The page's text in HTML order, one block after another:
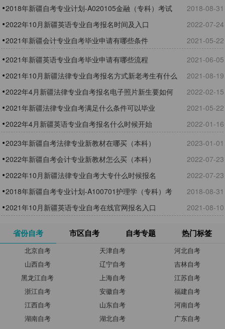
课程
2018年新疆自考专业计划-A020105金融（专科）考试
课程
2018-08-31
2022年10月新疆英语专业自考报名时间及入口
2022-07-24
2021年新疆会计专业自考毕业申请有哪些条件
2021-05-22
2021年新疆英语专业自考毕业申请有哪些流程
2021-06-05
2021年10月新疆法律专业自考报名方式新老考生有什么
区别吗
2021-08-19
2022年4月新疆法律专业自考报名电子照片新生要如何
上传
2022-02-15
2021年新疆法律专业自考满足什么条件可以毕业
2021-05-22
2022年4月新疆英语专业自考报名什么时候开始
2022-01-16
2023年新疆自考法律专业新教材在哪买（本科）
2023-01-01
2022年新疆自考会计专业新教材怎么买（本科）
2022-07-23
2022年10月新疆法律专业自考大专什么时候报名
2022-07-23
2018年新疆自考专业计划-A100701护理学（专科）考
试课程
2018-08-31
2021年10月新疆英语专业自考在线官网报名入口
2021-08-10
省份自考 市区自考 自考专题 热门标签
北京自考 天津自考
河北自考
山西自考
辽宁自考
吉林自考
黑龙江自考
上海自考
江苏自考
浙江自考
安徽自考
福建自考
江西自考
山东自考
河南自考
湖南自考
湖北自考
广东自考